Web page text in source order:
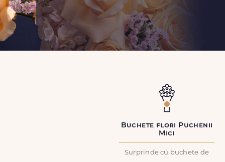
Buchete flori Puchenii
Mici
Surprinde cu buchete de